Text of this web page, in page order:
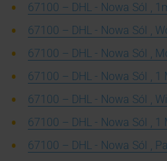
67100 – DHL - Nowa Sól ,
67100 – DHL - Nowa Sól ,
67100 – DHL - Nowa Sól ,
67100 – DHL - Nowa Sól , 1
67100 – DHL - Nowa Sól ,
67100 – DHL - Nowa Sól , 1
67100 – DHL - Nowa Sól ,